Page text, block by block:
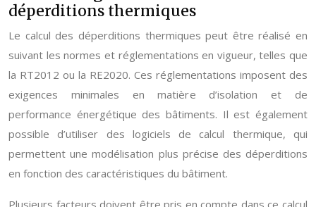
déperditions thermiques
Le calcul des déperditions thermiques peut être réalisé en
suivant les normes et réglementations en vigueur, telles que
la RT2012 ou la RE2020. Ces réglementations imposent des
exigences minimales en matière d’isolation et de
performance énergétique des bâtiments. Il est également
possible d’utiliser des logiciels de calcul thermique, qui
permettent une modélisation plus précise des déperditions
en fonction des caractéristiques du bâtiment.
Plusieurs facteurs doivent être pris en compte dans ce calcul